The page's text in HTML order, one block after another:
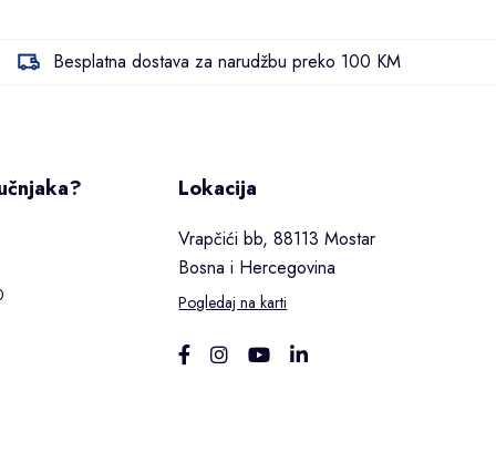
Besplatna dostava za narudžbu preko 100 KM
Lokacija
Vrapčići bb, 88113 Mostar
Bosna i Hercegovina
Pogledaj na karti